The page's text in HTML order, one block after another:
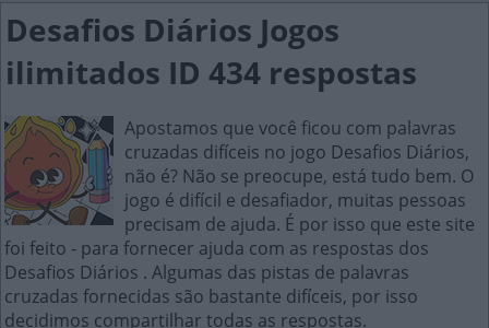
Desafios Diários Jogos
ilimitados ID 434 respostas
Apostamos que você ficou com palavras
cruzadas difíceis no jogo Desafios Diários,
não é? Não se preocupe, está tudo bem. O
jogo é difícil e desafiador, muitas pessoas
precisam de ajuda. É por isso que este site
foi feito - para fornecer ajuda com as respostas dos
Desafios Diários . Algumas das pistas de palavras
cruzadas fornecidas são bastante difíceis, por isso
decidimos compartilhar todas as respostas.